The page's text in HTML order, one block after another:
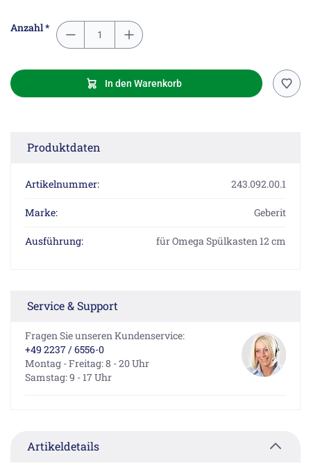
Anzahl *
In den Warenkorb
Produktdaten
Artikelnummer: 243.092.00.1
Marke: Geberit
Ausführung: für Omega Spülkasten 12 cm
Service & Support
Fragen Sie unseren Kundenservice:
+49 2237 / 6556-0
Montag - Freitag: 8 - 20 Uhr
Samstag: 9 - 17 Uhr
Artikeldetails